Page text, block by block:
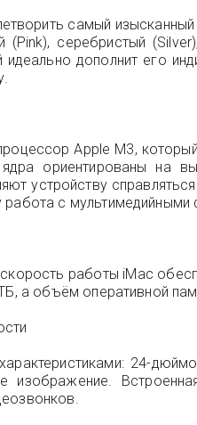
самый
(Pink), серебристый
идеально дополнит его
Apple M3,
ориентированы на
устройству
с
работы iMac
а объём оперативной
24-
изображение.